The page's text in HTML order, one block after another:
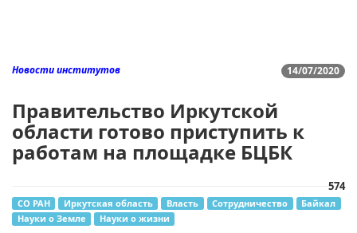
14/07/2020
Новости институтов
Правительство Иркутской
области готово приступить к
работам на площадке БЦБК
574
СО РАН Иркутская область Власть Сотрудничество
Байкал
Науки о Земле
Науки о жизни